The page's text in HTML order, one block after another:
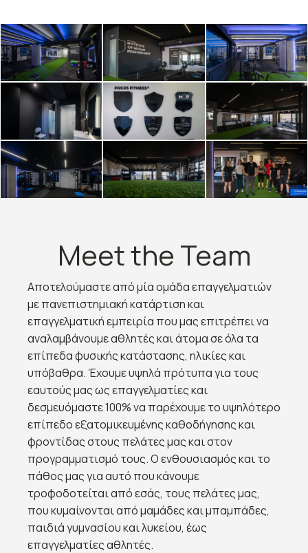
Meet the Team
Αποτελούμαστε από μία ομάδα επαγγελματιών
με πανεπιστημιακή κατάρτιση και
επαγγελματική εμπειρία που μας επιτρέπει να
αναλαμβάνουμε αθλητές και άτομα σε όλα τα
επίπεδα φυσικής κατάστασης, ηλικίες και
υπόβαθρα. Έχουμε υψηλά πρότυπα για τους
εαυτούς μας ως επαγγελματίες και
δεσμευόμαστε 100% να παρέχουμε το υψηλότερο
επίπεδο εξατομικευμένης καθοδήγησης και
φροντίδας στους πελάτες μας και στον
προγραμματισμό τους.Ο ενθουσιασμός και το
πάθος μας για αυτό που κάνουμε
τροφοδοτείται από εσάς, τους πελάτες μας,
που κυμαίνονται από μαμάδες και μπαμπάδες,
παιδιά γυμνασίου και λυκείου, έως
επαγγελματίες αθλητές.